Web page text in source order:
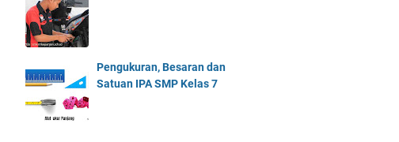
Pengukuran, Besaran dan
Satuan IPA SMP Kelas 7